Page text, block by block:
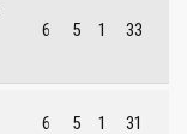
6 5 1 33
6 5 1 31